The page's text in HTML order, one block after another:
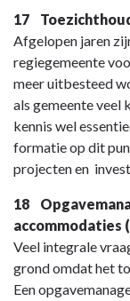
17
Afgelopen jaren
regiegemeente
meer uitbesteed
als gemeente veel
kennis wel
formatie op dit
projecten en
18
Veel integrale
grond omdat het
Een